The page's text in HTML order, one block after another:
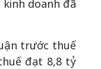
doanh đã
trước thuế
đạt 8,8 tỷ